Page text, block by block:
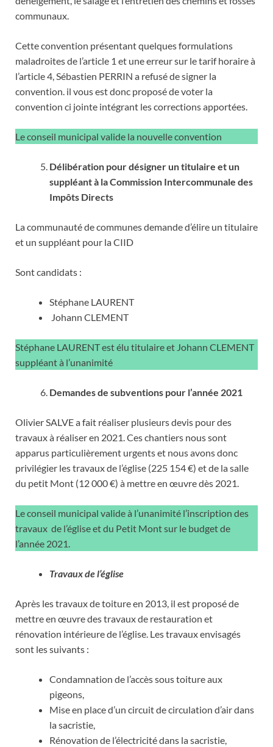
communaux.
Cette convention présentant quelques formulations
maladroites de l’article 1 et une erreur sur le tarif horaire à
l’article 4, Sébastien PERRIN a refusé de signer la
convention. il vous est donc proposé de voter la
convention ci jointe intégrant les corrections apportées.
Le conseil municipal valide la nouvelle convention
Délibération pour désigner un titulaire et un
suppléant à la Commission Intercommunale des
Impôts Directs
La communauté de communes demande d’élire un titulaire
et un suppléant pour la CIID
Sont candidats :
Stéphane LAURENT
Johann CLEMENT
Stéphane LAURENT est élu titulaire et Johann CLEMENT
suppléant à l’unanimité
Demandes de subventions pour l’année 2021
Olivier SALVE a fait réaliser plusieurs devis pour des
travaux à réaliser en 2021. Ces chantiers nous sont
apparus particulièrement urgents et nous avons donc
privilégier les travaux de l’église (225 154 €) et de la salle
du petit Mont (12 000 €) à mettre en œuvre dès 2021.
Le conseil municipal valide à l’unanimité l’inscription des
travaux de l’église et du Petit Mont sur le budget de
l’année 2021.
Travaux de l’église
Après les travaux de toiture en 2013, il est proposé de
mettre en œuvre des travaux de restauration et
rénovation intérieure de l’église. Les travaux envisagés
sont les suivants :
Condamnation de l’accès sous toiture aux
pigeons,
Mise en place d’un circuit de circulation d’air dans
la sacristie,
Rénovation de l’électricité dans la sacristie,